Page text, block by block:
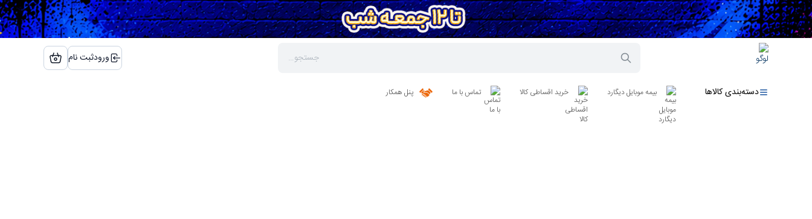
ورودثبت نام
دسته‌بندی کالاها بیمه موبایل دیگارد خرید اقساطی کالا تماس با ما پنل همکار